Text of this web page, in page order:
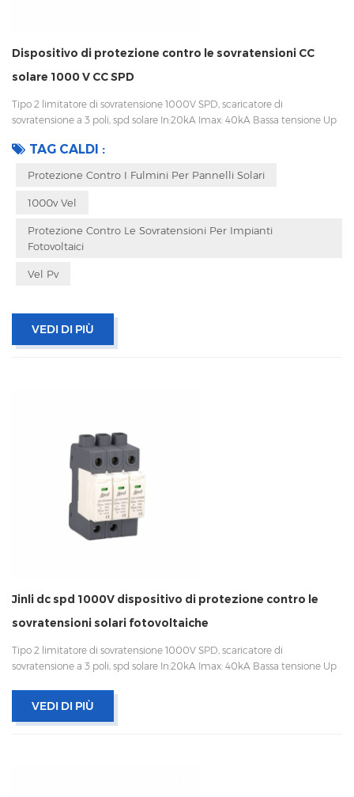
Dispositivo di protezione contro le sovratensioni CC
solare 1000 V CC SPD
Tipo 2 limitatore di sovratensione 1000V SPD, scaricatore di
sovratensione a 3 poli, spd solare In:20kA Imax: 40kA Bassa tensione Up
61643-11 UL, TUV, CE, RoHS OEM accettabile
TAG CALDI :
Protezione Contro I Fulmini Per Pannelli Solari
1000v Vel
Protezione Contro Le Sovratensioni Per Impianti
Fotovoltaici
Vel Pv
VEDI DI PIÙ
Jinli dc spd 1000V dispositivo di protezione contro le
sovratensioni solari fotovoltaiche
Tipo 2 limitatore di sovratensione 1000V SPD, scaricatore di
sovratensione a 3 poli, spd solare In:20kA Imax: 40kA Bassa tensione Up
61643-11 UL, TUV, CE, RoHS OEM accettabile
VEDI DI PIÙ